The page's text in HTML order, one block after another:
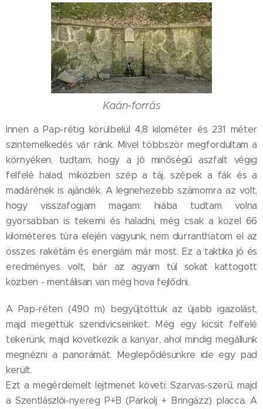
Kaán-forrás
Innen a Pap-rétig körülbelül 4,8 kilométer és 231 méter
szintemelkedés vár ránk. Mivel többször megfordultam a
környéken, tudtam, hogy a jó minőségű aszfalt végig
felfelé halad, miközben szép a táj, szépek a fák és a
madárének is ajándék. A legnehezebb számomra az volt,
hogy visszafogjam magam: hiába tudtam volna
gyorsabban is tekerni és haladni, még csak a közel 66
kilométeres túra elején vagyunk, nem durranthatom el az
összes rakétám és energiám már most. Ez a taktika jó és
eredményes volt, bár az agyam túl sokat kattogott
közben - mentálisan van még hova fejlődni.
A Pap-réten (490 m) begyűjtöttük az újabb igazolást,
majd megettük szendvicseinket. Még egy kicsit felfelé
tekerünk, majd következik a kanyar, ahol mindig megállunk
megnézni a panorámát. Meglepődésünkre ide egy pad
került.
Ezt a megérdemelt lejtmenet követi: Szarvas-szerű, majd
a Szentlászlói-nyereg P+B (Parkolj + Bringázz) placca. A